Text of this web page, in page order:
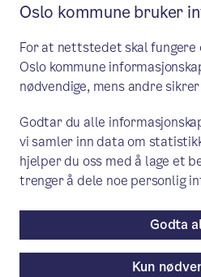
Åpningstider for
sentrum
I sommer har
sentrum et åpent og
Enkelte tjenester har
åpningstid eller stengt
fellesferien. Se i
Oslo kommune bruker
For at nettstedet skal
Oslo kommune
nødvendige, mens andre
Godtar du alle
vi samler inn data om
hjelper du oss med å lage et
trenger å dele noe personlig
Kun
Godta